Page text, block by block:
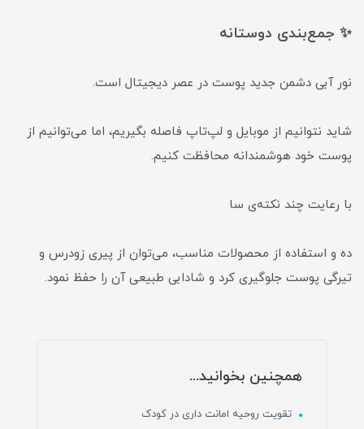
✨ جمع‌بندی دوستانه
نور آبی دشمن جدید پوست در عصر دیجیتال است.
شاید نتوانیم از موبایل و لپ‌تاپ فاصله بگیریم، اما می‌توانیم از
پوست خود هوشمندانه محافظت کنیم.
با رعایت چند نکته‌ی سا
ده و استفاده از محصولات مناسب، می‌توان از پیری زودرس و
تیرگی پوست جلوگیری کرد و شادابی طبیعی آن را حفظ نمود.
همچنین بخوانید...
تقویت روحیه امانت داری در کودک